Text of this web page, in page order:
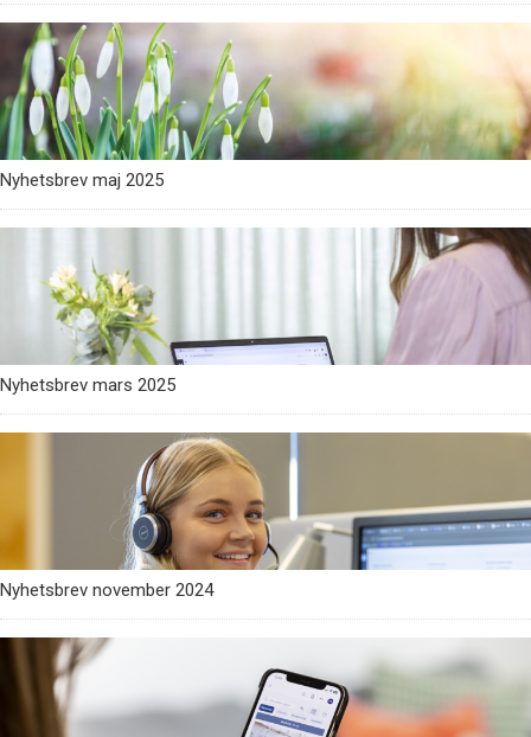
Nyhetsbrev maj 2025
Nyhetsbrev mars 2025
Nyhetsbrev november 2024